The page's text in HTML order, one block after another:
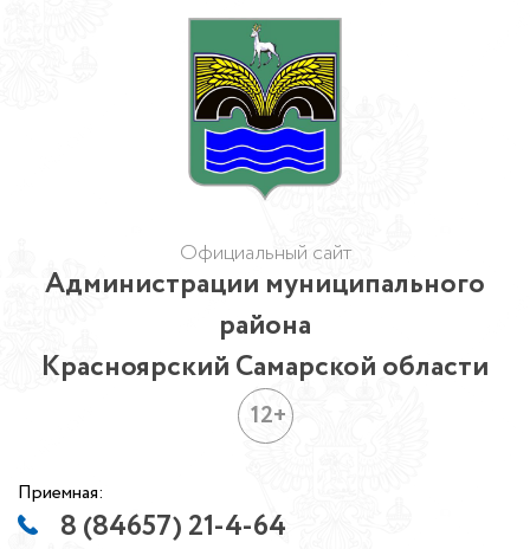
Официальный сайт
Администрации муниципального
района
Красноярский Самарской области
12+
Приемная:
8 (84657) 21-4-64